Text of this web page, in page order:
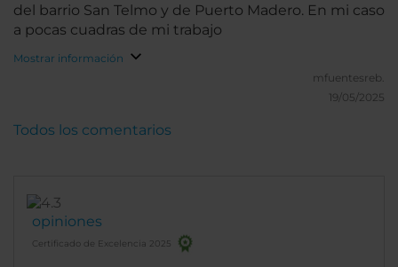
del barrio San Telmo y de Puerto Madero. En mi caso
a pocas cuadras de mi trabajo
Mostrar información
mfuentesreb.
19/05/2025
opiniones
Certificado de Excelencia 2025
Todos los comentarios